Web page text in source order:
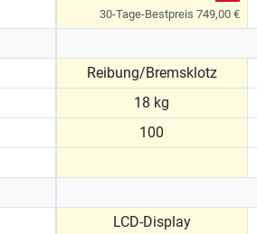
30-Tage-Bestpreis 749,00 €
Reibung/Bremsklotz
18 kg
100
LCD-Display